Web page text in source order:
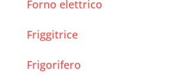
Forno elettrico
Friggitrice
Frigorifero